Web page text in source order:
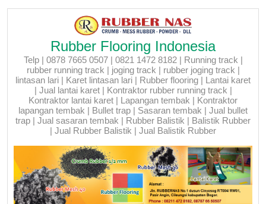
Rubber Flooring Indonesia
Telp | 0878 7665 0507 | 0821 1472 8182 | Running track |
rubber running track | joging track | rubber joging track |
lintasan lari | Karet lintasan lari | Rubber flooring | Lantai karet
| Jual lantai karet | Kontraktor rubber running track |
Kontraktor lantai karet | Lapangan tembak | Kontraktor
lapangan tembak | Bullet trap | Sasaran tembak | Jual bullet
trap | Jual sasaran tembak | Rubber Balistik | Balistik Rubber
| Jual Rubber Balistik | Jual Balistik Rubber